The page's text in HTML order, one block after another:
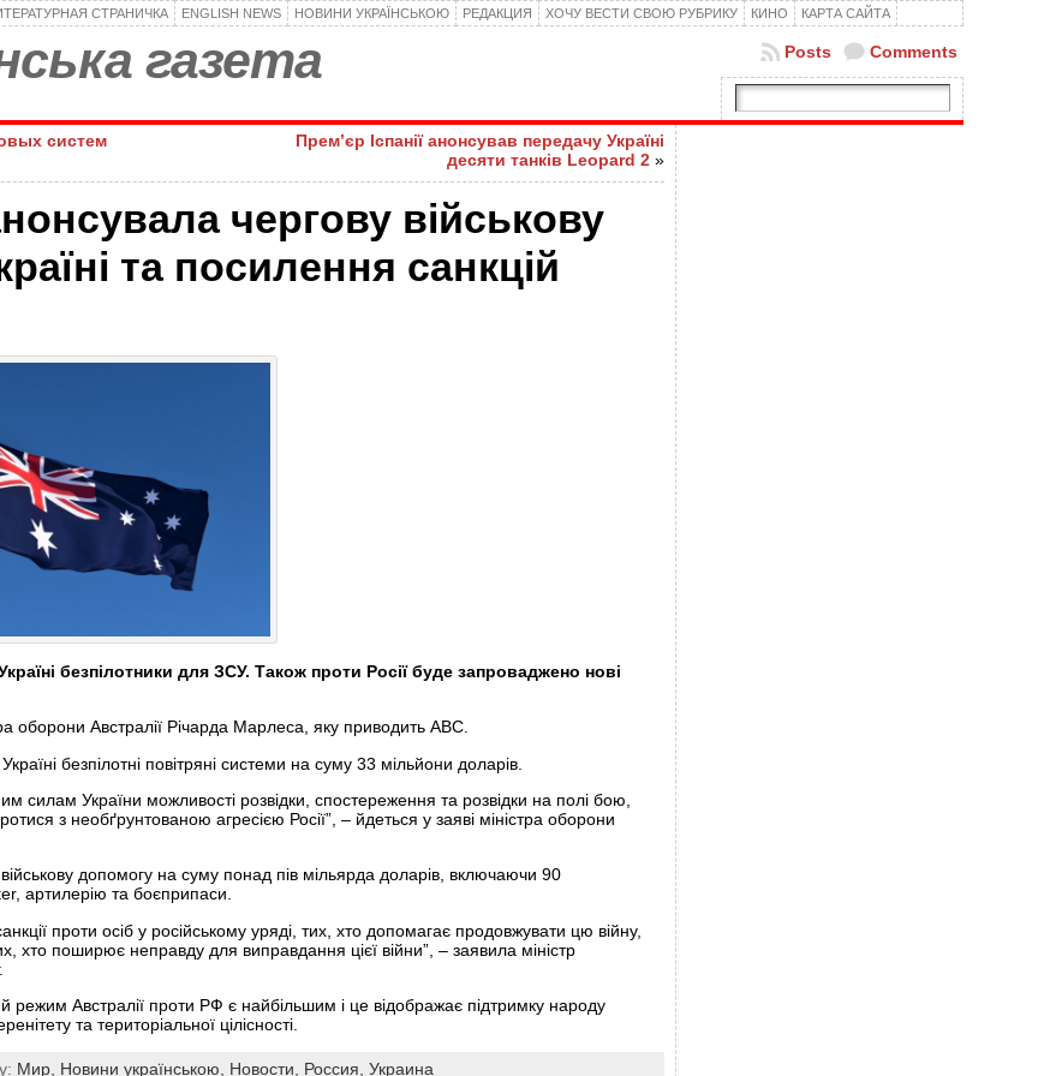
СТРАНИЧКА ENGLISH NEWS НОВИНИ УКРАЇНСЬКОЮ РЕДАКЦИЯ ХОЧУ ВЕСТИ СВОЮ РУБРИКУ КИНО КАРТА САЙТА
газета Comments
Posts
систем
Прем’єр Іспанії анонсував передачу Україні
десяти танків Leopard 2 »
чергову військову
та посилення санкцій
безпілотники для ЗСУ. Також проти Росії буде запроваджено нові
оборони Австралії Річарда Марлеса, яку приводить ABC.
безпілотні повітряні системи на суму 33 мільйони доларів.
силам України можливості розвідки, спостереження та розвідки на полі бою,
з необґрунтованою агресією Росії”, – йдеться у заяві міністра оборони
допомогу на суму понад пів мільярда доларів, включаючи 90
артилерію та боєприпаси.
проти осіб у російському уряді, тих, хто допомагає продовжувати цю війну,
хто поширює неправду для виправдання цієї війни”, – заявила міністр
режим Австралії проти РФ є найбільшим і це відображає підтримку народу
та територіальної цілісності.
Мир, Новини українською, Новости, Россия, Украина